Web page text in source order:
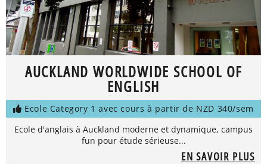
AUCKLAND WORLDWIDE SCHOOL OF
ENGLISH
Ecole Category 1 avec cours à partir de NZD 340/sem
Ecole d'anglais à Auckland moderne et dynamique, campus
fun pour étude sérieuse...
EN SAVOIR PLUS